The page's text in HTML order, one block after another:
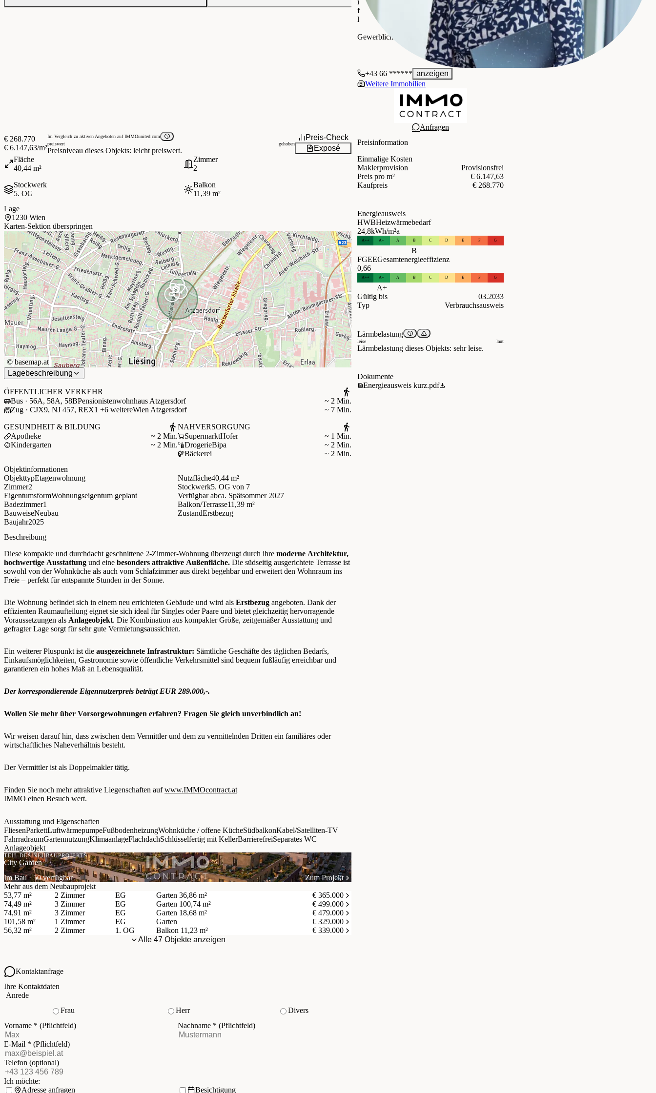
€ 268.770
€ 6.147,63/m²
Im Vergleich zu aktiven Angeboten auf IMMOunited.com
preiswert
gehoben
Preisniveau dieses Objekts: leicht preiswert.
Preis-Check
Exposé
Fläche
40,44 m²
Zimmer
2
Stockwerk
5. OG
Balkon
11,39 m²
Lage
1230 Wien
Karten-Sektion überspringen
+
−
©basemap.at
Lagebeschreibung
ÖFFENTLICHER VERKEHR
Bus · 56A, 58A, 58BPensionistenwohnhaus Atzgersdorf
~ 2 Min.
Zug · CJX9, NJ 457, REX1 +6 weitereWien Atzgersdorf ~ 7 Min.
GESUNDHEIT & BILDUNG
Apotheke
~ 2 Min.
Kindergarten
~ 2 Min.
NAHVERSORGUNG
SupermarktHofer
~ 1 Min.
DrogerieBipa
~ 2 Min.
Bäckerei
~ 2 Min.
Objektinformationen
ObjekttypEtagenwohnung Nutzfläche40,44 m²
Zimmer2 Stockwerk5. OG von 7
EigentumsformWohnungseigentum geplant Verfügbar abca. Spätsommer 2027
Badezimmer1 Balkon/Terrasse11,39 m²
BauweiseNeubau ZustandErstbezug
Baujahr2025
Beschreibung
Diese kompakte und durchdacht geschnittene 2-Zimmer-Wohnung überzeugt durch ihre moderne Architektur,
hochwertige Ausstattung und eine besonders attraktive Außenfläche. Die südseitig ausgerichtete Terrasse ist
sowohl von der Wohnküche als auch vom Schlafzimmer aus direkt begehbar und erweitert den Wohnraum ins
Freie – perfekt für entspannte Stunden in der Sonne.
Die Wohnung befindet sich in einem neu errichteten Gebäude und wird als Erstbezug angeboten. Dank der
effizienten Raumaufteilung eignet sie sich ideal für Singles oder Paare und bietet gleichzeitig hervorragende
Voraussetzungen als Anlageobjekt. Die Kombination aus kompakter Größe, zeitgemäßer Ausstattung und
gefragter Lage sorgt für sehr gute Vermietungsaussichten.
Ein weiterer Pluspunkt ist die ausgezeichnete Infrastruktur: Sämtliche Geschäfte des täglichen Bedarfs,
Einkaufsmöglichkeiten, Gastronomie sowie öffentliche Verkehrsmittel sind bequem fußläufig erreichbar und
garantieren ein hohes Maß an Lebensqualität.
Der korrespondierende Eigennutzerpreis beträgt EUR 289.000,-.
Wollen Sie mehr über Vorsorgewohnungen erfahren? Fragen Sie gleich unverbindlich an!
Wir weisen darauf hin, dass zwischen dem Vermittler und dem zu vermittelnden Dritten ein familiäres oder
wirtschaftliches Naheverhältnis besteht.
Der Vermittler ist als Doppelmakler tätig.
Finden Sie noch mehr attraktive Liegenschaften aufwww.IMMOcontract.at
IMMO einen Besuch wert.
Ausstattung und Eigenschaften
FliesenParkettLuftwärmepumpeFußbodenheizungWohnküche / offene KücheSüdbalkonKabel/Satelliten-TV
FahrradraumGartennutzungKlimaanlageFlachdachSchlüsselfertig mit KellerBarrierefreiSeparates WC
Anlageobjekt
TEIL DES NEUBAUPROJEKTS
City Garden
Im Bau · 50 verfügbar
Zum Projekt
Mehr aus dem Neubauprojekt
53,77 m²
2 Zimmer EG Garten 36,86 m²
€ 365.000
74,49 m²
3 Zimmer EG Garten 100,74 m²
€ 499.000
74,91 m²
3 Zimmer EG Garten 18,68 m²
€ 479.000
101,58 m²
1 Zimmer EG Garten
€ 329.000
56,32 m²
2 Zimmer 1. OG Balkon 11,23 m²
€ 339.000
Alle 47 Objekte anzeigen
Energieausweis
HWBHeizwärmebedarf
24,8kWh/m²a
A++ A+ A B C D E F G
B
FGEEGesamtenergieeffizienz
0,66
A++ A+ A B C D E F G
A+
Gültig bis
03.2033
Typ
Verbrauchsausweis
Lärmbelastung
leise laut
Lärmbelastung dieses Objekts: sehr leise.
Preisinformation
Einmalige Kosten
Maklerprovision
Provisionsfrei
Preis pro m²
€ 6.147,63
Kaufpreis
€ 268.770
Dokumente
Energieausweis kurz.pdf
f
l
IMMOcontract Immobilien Vermittlung GmbH
Gewerblich
+43 66 ****** anzeigen
Weitere Immobilien
Anfragen
Kontaktanfrage
Ihre Kontaktdaten
Anrede
Frau
Herr
Divers
Vorname * (Pflichtfeld) Nachname * (Pflichtfeld)
E-Mail * (Pflichtfeld)
Telefon (optional)
Ich möchte:
Adresse anfragen
Besichtigung